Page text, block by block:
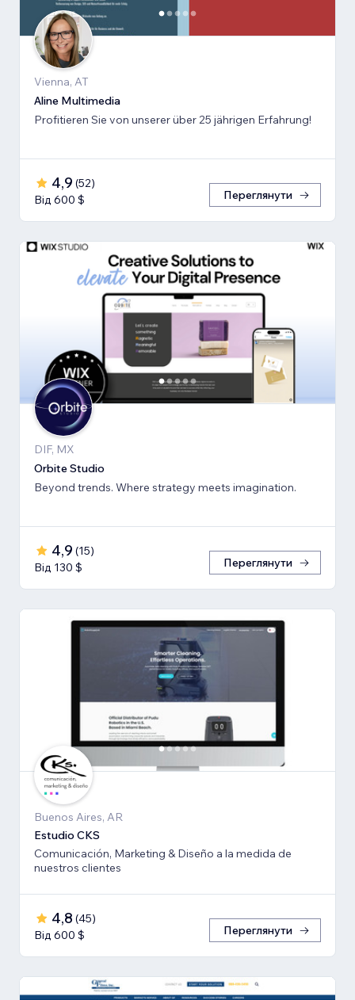
Vienna, AT
Aline Multimedia
Profitieren Sie von unserer über 25 jährigen Erfahrung!
4,9 (52)
Від 600 $
Переглянути
DIF, MX
Orbite Studio
Beyond trends. Where strategy meets imagination.
4,9 (15)
Від 130 $
Переглянути
Buenos Aires, AR
Estudio CKS
Comunicación, Marketing & Diseño a la medida de
nuestros clientes
4,8 (45)
Від 600 $
Переглянути